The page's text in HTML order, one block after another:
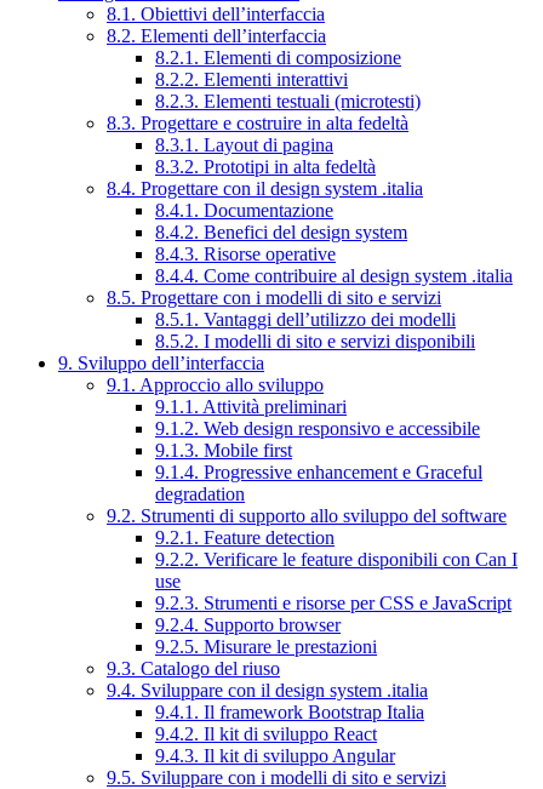
8.1. Obiettivi dell’interfaccia
8.2. Elementi dell’interfaccia
8.2.1. Elementi di composizione
8.2.2. Elementi interattivi
8.2.3. Elementi testuali (microtesti)
8.3. Progettare e costruire in alta fedeltà
8.3.1. Layout di pagina
8.3.2. Prototipi in alta fedeltà
8.4. Progettare con il design system .italia
8.4.1. Documentazione
8.4.2. Benefici del design system
8.4.3. Risorse operative
8.4.4. Come contribuire al design system .italia
8.5. Progettare con i modelli di sito e servizi
8.5.1. Vantaggi dell’utilizzo dei modelli
8.5.2. I modelli di sito e servizi disponibili
9. Sviluppo dell’interfaccia
9.1. Approccio allo sviluppo
9.1.1. Attività preliminari
9.1.2. Web design responsivo e accessibile
9.1.3. Mobile first
9.1.4. Progressive enhancement e Graceful
degradation
9.2. Strumenti di supporto allo sviluppo del software
9.2.1. Feature detection
9.2.2. Verificare le feature disponibili con Can I
use
9.2.3. Strumenti e risorse per CSS e JavaScript
9.2.4. Supporto browser
9.2.5. Misurare le prestazioni
9.3. Catalogo del riuso
9.4. Sviluppare con il design system .italia
9.4.1. Il framework Bootstrap Italia
9.4.2. Il kit di sviluppo React
9.4.3. Il kit di sviluppo Angular
9.5. Sviluppare con i modelli di sito e servizi